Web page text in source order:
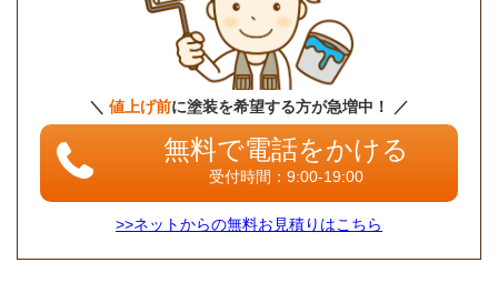
＼ 値上げ前に塗装を希望する方が急増中！ ／
無料で電話をかける
受付時間：9:00-19:00
>>ネットからの無料お見積りはこちら